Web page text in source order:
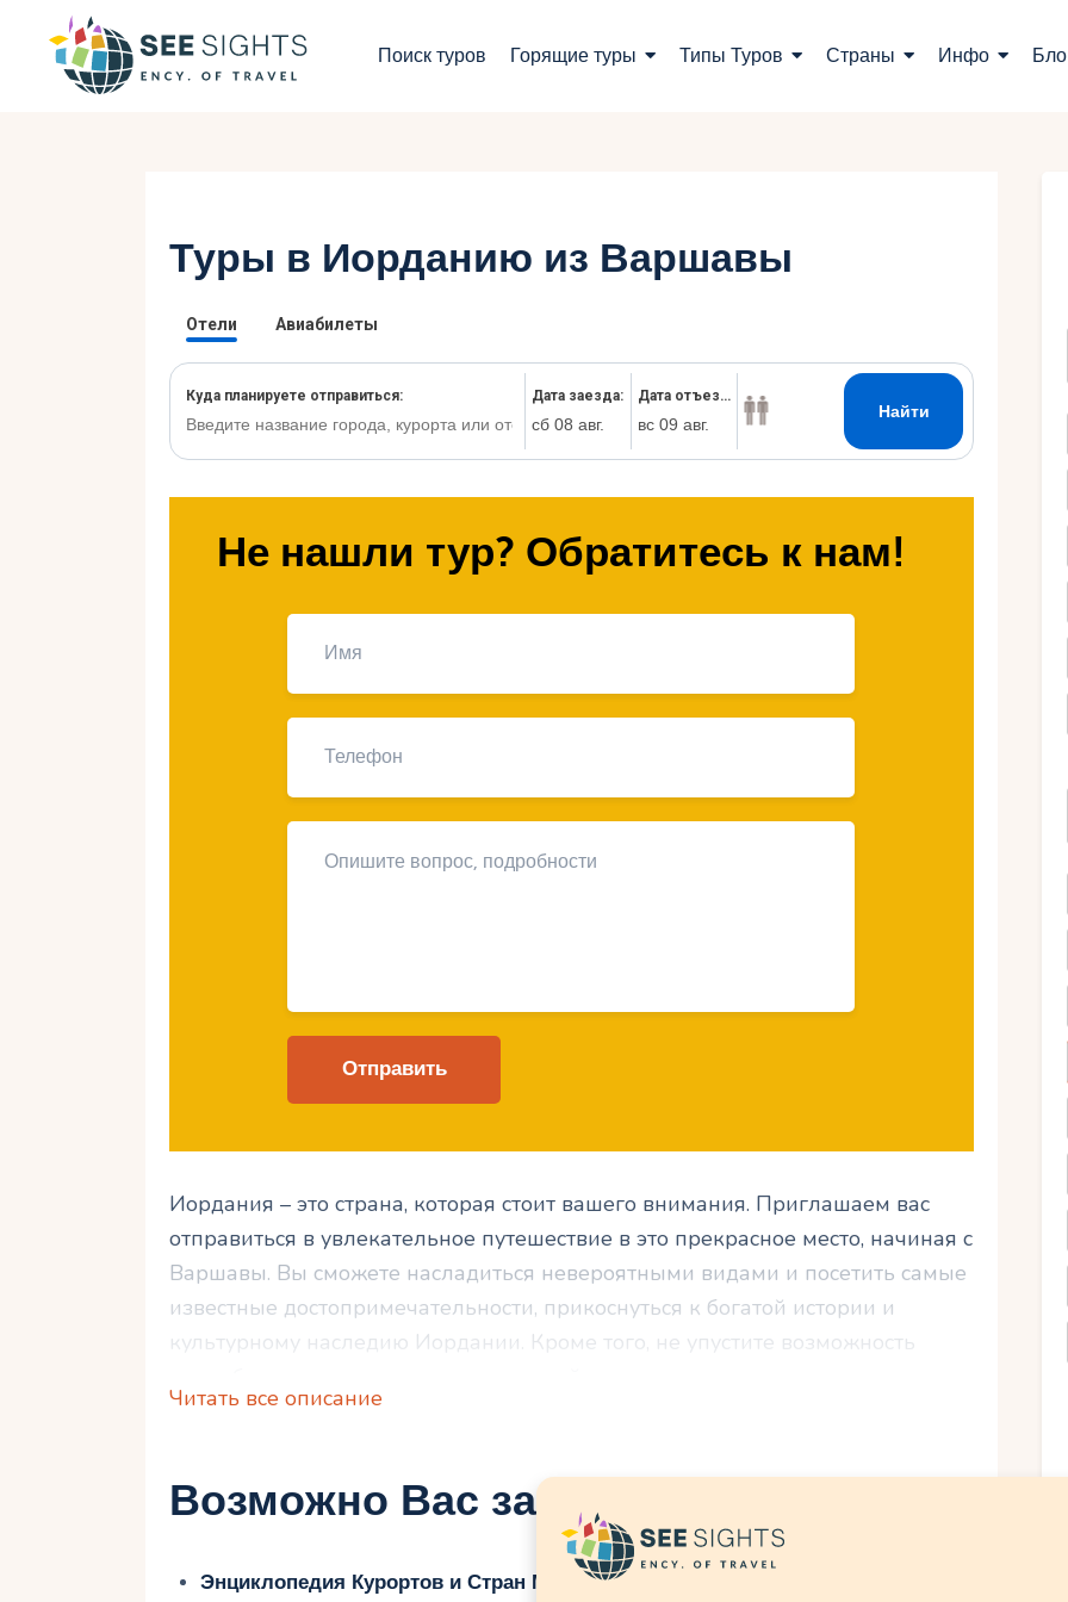
Поиск туров Горящие туры Типы Туров Страны Инфо
Инфо
Контакты
Укр
Ру
Туры в Иорданию из Варшавы
Не нашли тур? Обратитесь к нам!
Иордания – это страна, которая стоит вашего внимания. Приглашаем вас
отправиться в увлекательное путешествие в это прекрасное место, начиная с
Варшавы. Вы сможете насладиться невероятными видами и посетить самые
известные достопримечательности, прикоснуться к богатой истории и
культурному наследию Иордании. Кроме того, не упустите возможность
вкусами. Давайте вместе насладимся полноценным путешествием в
Иордания: место, которое следует посетить
Иордания – это место, которое стоит посетить, поскольку страна предлагает
Читать все описание
Возможно Вас заинтересует еще:
Энциклопедия Курортов и Стран Мира